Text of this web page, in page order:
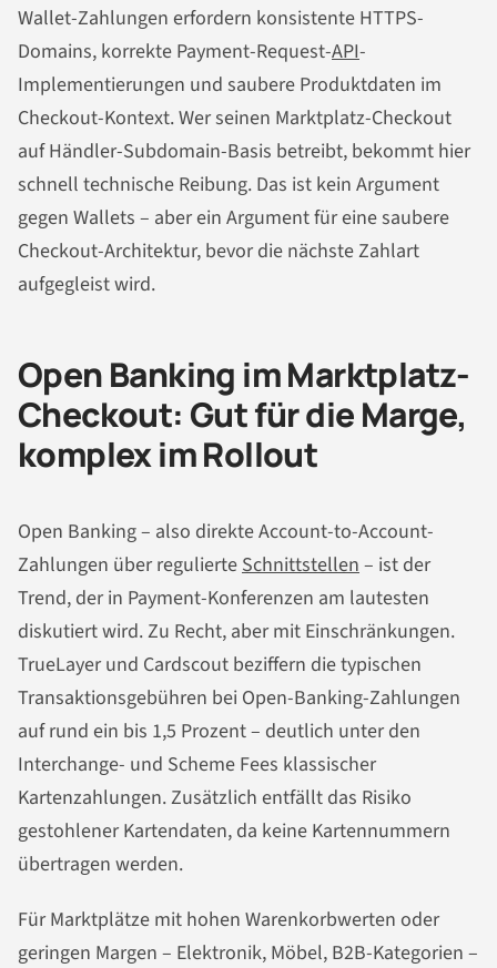
Wallet-Zahlungen erfordern konsistente HTTPS-
Domains, korrekte Payment-Request-API-
Implementierungen und saubere Produktdaten im
Checkout-Kontext. Wer seinen Marktplatz-Checkout
auf Händler-Subdomain-Basis betreibt, bekommt hier
schnell technische Reibung. Das ist kein Argument
gegen Wallets – aber ein Argument für eine saubere
Checkout-Architektur, bevor die nächste Zahlart
aufgegleist wird.
Open Banking im Marktplatz-
Checkout: Gut für die Marge,
komplex im Rollout
Open Banking – also direkte Account-to-Account-
Zahlungen über regulierteSchnittstellen– ist der
Trend, der in Payment-Konferenzen am lautesten
diskutiert wird. Zu Recht, aber mit Einschränkungen.
TrueLayer und Cardscout beziffern die typischen
Transaktionsgebühren bei Open-Banking-Zahlungen
auf rund ein bis 1,5 Prozent – deutlich unter den
Interchange- und Scheme Fees klassischer
Kartenzahlungen. Zusätzlich entfällt das Risiko
gestohlener Kartendaten, da keine Kartennummern
übertragen werden.
Für Marktplätze mit hohen Warenkorbwerten oder
geringen Margen – Elektronik, Möbel, B2B-Kategorien –